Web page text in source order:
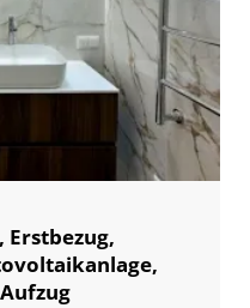
Erstbezug,